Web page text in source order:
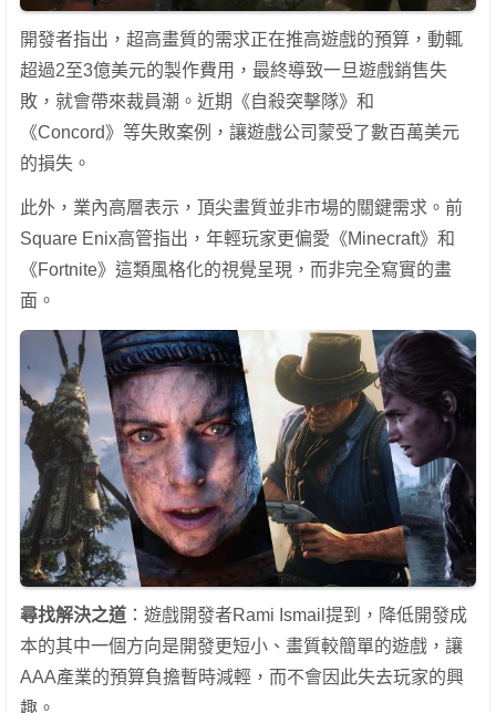
開發者指出，超高畫質的需求正在推高遊戲的預算，動輒
超過2至3億美元的製作費用，最終導致一旦遊戲銷售失
敗，就會帶來裁員潮。近期《自殺突擊隊》和
《Concord》等失敗案例，讓遊戲公司蒙受了數百萬美元
的損失。
此外，業內高層表示，頂尖畫質並非市場的關鍵需求。前
Square Enix高管指出，年輕玩家更偏愛《Minecraft》和
《Fortnite》這類風格化的視覺呈現，而非完全寫實的畫
面。
尋找解決之道 ：遊戲開發者Rami Ismail提到，降低開發成
本的其中一個方向是開發更短小、畫質較簡單的遊戲，讓
AAA產業的預算負擔暫時減輕，而不會因此失去玩家的興
趣。